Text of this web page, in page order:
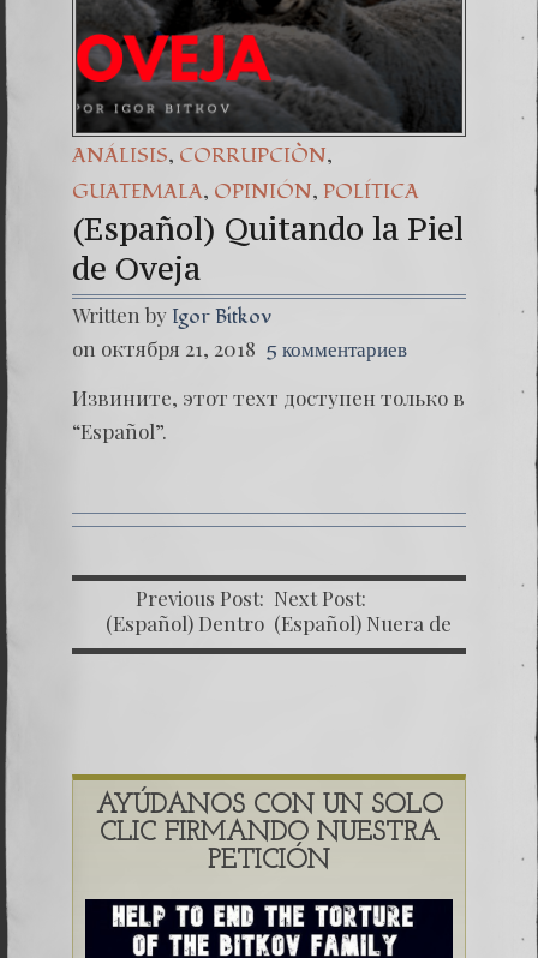
ANÁLISIS, CORRUPCIÒN,
GUATEMALA, OPINIÓN, POLÍTICA
(Español) Quitando la Piel
de Oveja
Written by Igor Bitkov
on октября 21, 2018 5 комментариев
Извините, этот техт доступен только в
“Español”.
Previous Post:
(Español) Dentro
del Infierno
Next Post:
(Español) Nuera de
Oscar Clemente
ODEBRECHT
AYÚDANOS CON UN SOLO
CLIC FIRMANDO NUESTRA
PETICIÓN